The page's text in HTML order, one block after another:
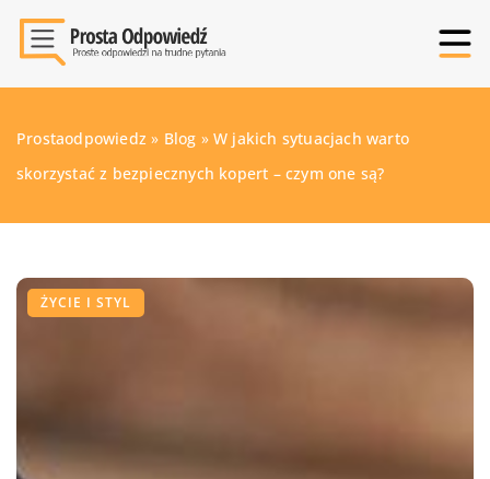
Prostaodpowiedz » Blog »W jakich sytuacjach warto
skorzystać z bezpiecznych kopert – czym one są?
ŻYCIE I STYL